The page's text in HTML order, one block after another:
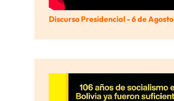
Discurso Presidencial - 6 de Agosto